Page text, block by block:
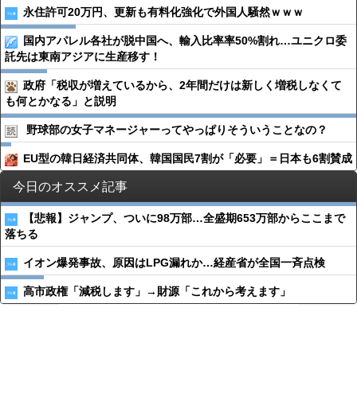
永住許可20万円、更新も有料化強化で外国人騒然ｗｗｗ
国内アパレル各社が脱中国へ、輸入比率率50%割れ…ユニクロ委
託先は東南アジアに生産移す！
政府「税収が増えているから、2年間だけは新しく増税しなくて
も何とかなる」と説明
野球部の女子マネージャーってやっぱりそういうことなの？
EU型の韓日経済共同体、韓国国民7割が「必要」＝日本も6割賛成
今日のオススメ記事
【悲報】ジャンプ、ついに98万部…全盛期653万部からここまで
落ちる
イオン爆発事故、原因はLPG漏れか…経産省が全国一斉点検
高市政権「減税します」→財源「これから考えます」